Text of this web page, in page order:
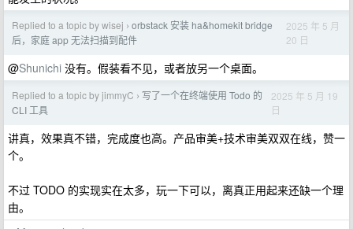
Replied to a topic by wisej › orbstack 安装 ha&homekit bridge
后，家庭 app 无法扫描到配件
2025 年 5 月
20 日
@Shunichi 没有。假装看不见，或者放另一个桌面。
Replied to a topic by jimmyC › 写了一个在终端使用 Todo 的
CLI 工具
2025 年 5 月 19
日
讲真，效果真不错，完成度也高。产品审美+技术审美双双在线，赞一
个。
不过 TODO 的实现实在太多，玩一下可以，离真正用起来还缺一个理
由。